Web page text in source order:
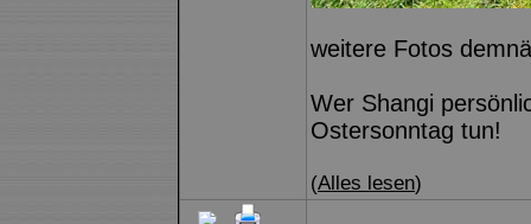
weitere Fotos
Wer Shangi
Ostersonntag tun!
(Alles lesen)